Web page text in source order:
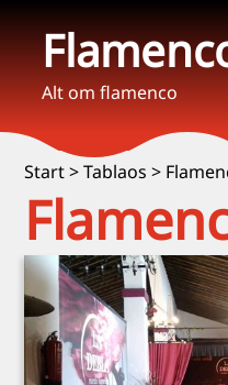
Alt om flamenco
Start>Tablaos >